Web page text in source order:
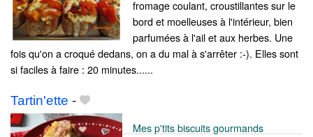
fromage coulant, croustillantes sur le
bord et moelleuses à l'intérieur, bien
parfumées à l'ail et aux herbes. Une
fois qu'on a croqué dedans, on a du mal à s'arrêter :-). Elles sont
si faciles à faire : 20 minutes......
Tartin'ette -
Mes p'tits biscuits gourmands